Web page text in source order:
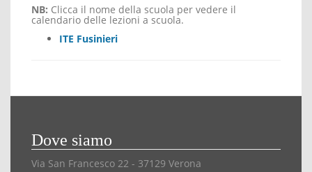
NB: Clicca il nome della scuola per vedere il
calendario delle lezioni a scuola.
ITE Fusinieri
Dove siamo
Via San Francesco 22 - 37129 Verona